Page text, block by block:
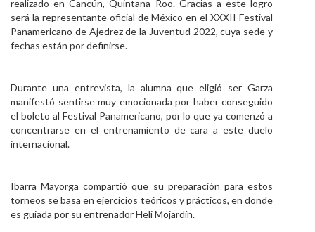
realizado en Cancún, Quintana Roo. Gracias a este logro
será la representante oficial de México en el XXXII Festival
Panamericano de Ajedrez de la Juventud 2022, cuya sede y
fechas están por definirse.
Durante una entrevista, la alumna que eligió ser Garza
manifestó sentirse muy emocionada por haber conseguido
el boleto al Festival Panamericano, por lo que ya comenzó a
concentrarse en el entrenamiento de cara a este duelo
internacional.
Ibarra Mayorga compartió que su preparación para estos
torneos se basa en ejercicios teóricos y prácticos, en donde
es guiada por su entrenador Heli Mojardín.